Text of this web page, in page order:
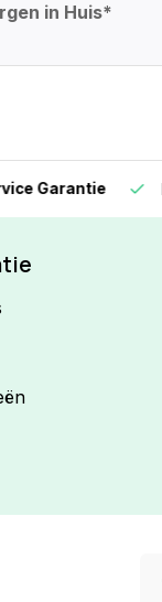
in Huis*
Betaal in